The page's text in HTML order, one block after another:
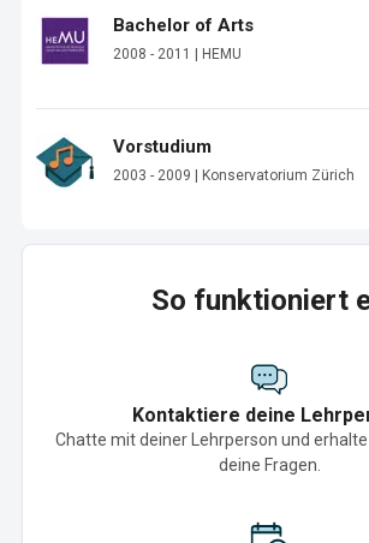
Bachelor of Arts
2008 - 2011 | HEMU
Vorstudium
2003 - 2009 | Konservatorium Zürich
So funktioniert
Kontaktiere deine
Chatte mit deiner Lehrperson und
deine Fragen.